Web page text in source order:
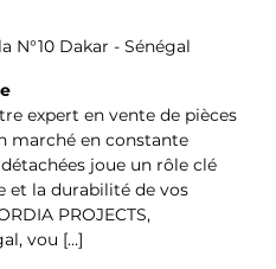
N°10 Dakar - Sénégal
expert en vente de pièces
marché en constante
joue un rôle clé
et la durabilité de vos
PROJECTS,
vou […]